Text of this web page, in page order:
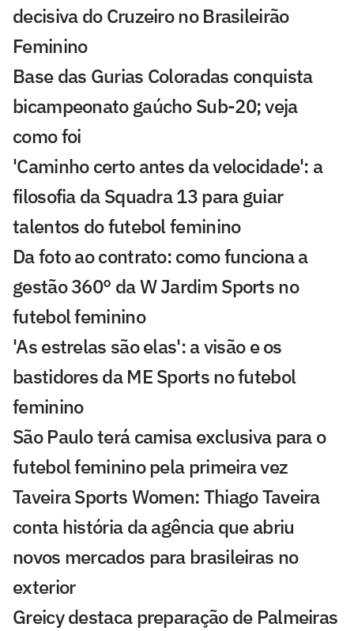
decisiva do Cruzeiro no Brasileirão
Feminino
Base das Gurias Coloradas conquista
bicampeonato gaúcho Sub-20; veja
como foi
'Caminho certo antes da velocidade': a
filosofia da Squadra 13 para guiar
talentos do futebol feminino
Da foto ao contrato: como funciona a
gestão 360° da W Jardim Sports no
futebol feminino
'As estrelas são elas': a visão e os
bastidores da ME Sports no futebol
feminino
São Paulo terá camisa exclusiva para o
futebol feminino pela primeira vez
Taveira Sports Women: Thiago Taveira
conta história da agência que abriu
novos mercados para brasileiras no
exterior
Greicy destaca preparação de Palmeiras